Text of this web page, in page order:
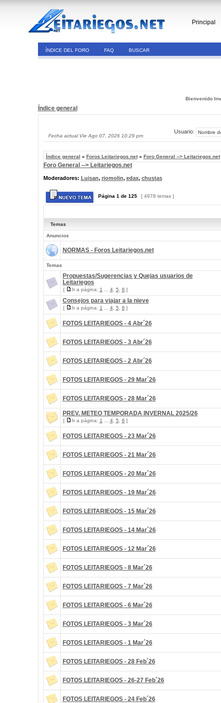
Principal
ÍNDICE DEL FORO FAQ BUSCAR
Bienvenido
Índice general
Fecha actual Vie Ago 07, 2026 10:29 pm
Usuario:
Índice general » Foros Leitariegos.net» Foro General --> Leitariegos.net
Foro General --> Leitariegos.net
Moderadores: Luisan, riomolin, edax, chustas
Página 1 de 125 [ 4978 temas ]
Temas
Anuncios
NORMAS - Foros Leitariegos.net
Temas
Propuestas/Sugerencias y Quejas usuarios de
Leitariegos
[ Ir a página: 1 4, 5 6 ]
Consejos para viajar a la nieve
[ Ir a página: 1 4, 5 6 ]
FOTOS LEITARIEGOS - 4 Abr´26
FOTOS LEITARIEGOS - 3 Abr´26
FOTOS LEITARIEGOS - 2 Abr´26
FOTOS LEITARIEGOS - 29 Mar´26
FOTOS LEITARIEGOS - 28 Mar´26
PREV. METEO TEMPORADA INVERNAL 2025/26
[ Ir a página: 1 4, 5 6 ]
FOTOS LEITARIEGOS - 23 Mar´26
FOTOS LEITARIEGOS - 21 Mar´26
FOTOS LEITARIEGOS - 20 Mar´26
FOTOS LEITARIEGOS - 19 Mar´26
FOTOS LEITARIEGOS - 15 Mar´26
FOTOS LEITARIEGOS - 14 Mar´26
FOTOS LEITARIEGOS - 12 Mar´26
FOTOS LEITARIEGOS - 8 Mar´26
FOTOS LEITARIEGOS - 7 Mar´26
FOTOS LEITARIEGOS - 6 Mar´26
FOTOS LEITARIEGOS - 3 Mar´26
FOTOS LEITARIEGOS - 1 Mar´26
FOTOS LEITARIEGOS - 28 Feb´26
FOTOS LEITARIEGOS - 26-27 Feb´26
FOTOS LEITARIEGOS - 24 Feb´26